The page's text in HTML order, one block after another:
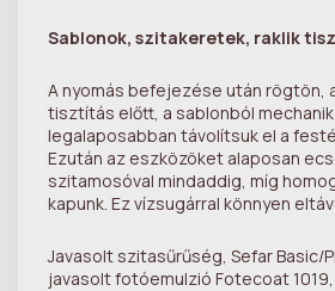
Sablonok, szitakeretek, raklik
A nyomás befejezése után rögtön,
tisztítás előtt, a sablonból
legalaposabban távolítsuk el a
Ezután az eszközöket alaposan
szitamosóval mindaddig, míg
kapunk. Ez vízsugárral könnyen
Javasolt szitasűrűség, Sefar Basic/
javasolt fotóemulzió Fotecoat 1019,